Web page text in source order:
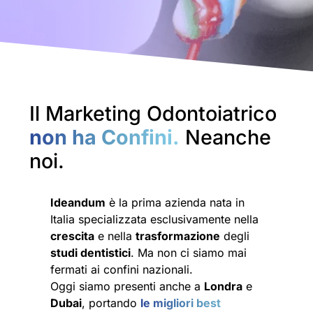
Il Marketing Odontoiatrico
non ha Confini. Neanche
noi.
Ideandum è la prima azienda nata in
Italia specializzata esclusivamente nella
crescita e nella trasformazione degli
studi dentistici. Ma non ci siamo mai
fermati ai confini nazionali.
Oggi siamo presenti anche a Londra e
Dubai, portando le migliori best